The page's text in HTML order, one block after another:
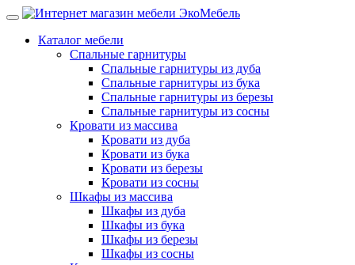
Каталог мебели
Спальные гарнитуры
Спальные гарнитуры из дуба
Спальные гарнитуры из бука
Спальные гарнитуры из березы
Спальные гарнитуры из сосны
Кровати из массива
Кровати из дуба
Кровати из бука
Кровати из березы
Кровати из сосны
Шкафы из массива
Шкафы из дуба
Шкафы из бука
Шкафы из березы
Шкафы из сосны